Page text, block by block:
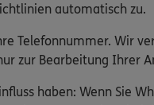
automatisch zu.
Telefonnummer. Wir
zur Bearbeitung Ihrer
haben: Wenn Sie